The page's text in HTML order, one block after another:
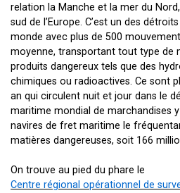
relation la Manche et la mer du
sud de l’Europe. C’est un des
monde avec plus de 500
moyenne, transportant tout type de
produits dangereux tels que des
chimiques ou radioactives. Ce sont
an qui circulent nuit et jour dans le
maritime mondial de marchandises
navires de fret maritime le
matières dangereuses, soit 166
On trouve au pied du phare le
Centre régional opérationnel de